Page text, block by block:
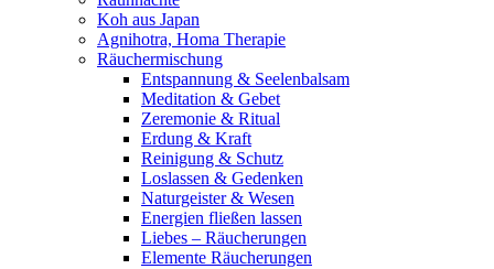
Koh aus Japan
Agnihotra, Homa Therapie
Räuchermischung
Entspannung & Seelenbalsam
Meditation & Gebet
Zeremonie & Ritual
Erdung & Kraft
Reinigung & Schutz
Loslassen & Gedenken
Naturgeister & Wesen
Energien fließen lassen
Liebes – Räucherungen
Elemente Räucherungen